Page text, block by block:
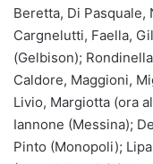
Beretta, Di Pasquale,
Cargnelutti, Faella,
(Gelbison);
Caldore, Maggioni,
Livio, Margiotta (ora
Iannone (Messina);
Pinto (Monopoli);